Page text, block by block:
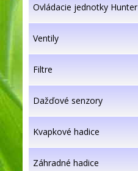
Ovládacie jednotky Hunter
Ventily
Filtre
Dažďové senzory
Kvapkové hadice
Záhradné hadice